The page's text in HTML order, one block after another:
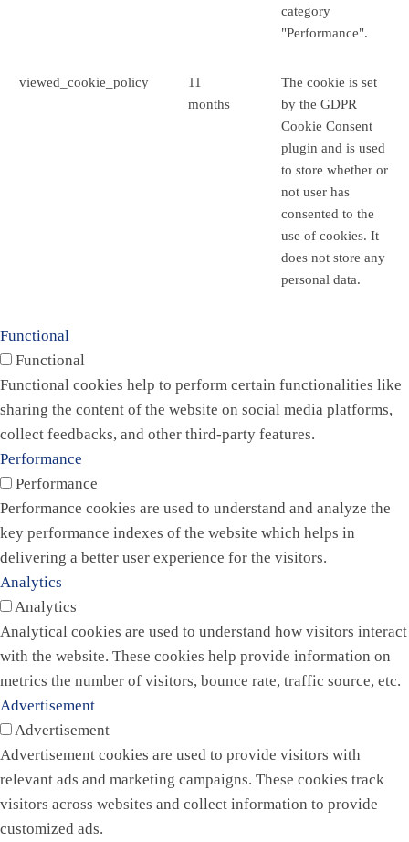
category
"Performance".
viewed_cookie_policy
11
months
The cookie is set
by the GDPR
Cookie Consent
plugin and is used
to store whether or
not user has
consented to the
use of cookies. It
does not store any
personal data.
Functional
Functional
Functional cookies help to perform certain functionalities like
sharing the content of the website on social media platforms,
collect feedbacks, and other third-party features.
Performance
Performance
Performance cookies are used to understand and analyze the
key performance indexes of the website which helps in
delivering a better user experience for the visitors.
Analytics
Analytics
Analytical cookies are used to understand how visitors interact
with the website. These cookies help provide information on
metrics the number of visitors, bounce rate, traffic source, etc.
Advertisement
Advertisement
Advertisement cookies are used to provide visitors with
relevant ads and marketing campaigns. These cookies track
visitors across websites and collect information to provide
customized ads.